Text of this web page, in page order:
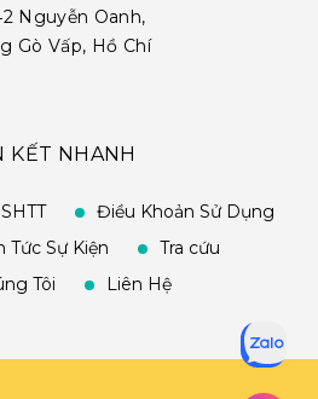
Nguyễn Oanh,
Gò Vấp, Hồ Chí
KẾT NHANH
Điều Khoản Sử Dụng
Tức Sự Kiện
Tra cứu
Tôi
Liên Hệ